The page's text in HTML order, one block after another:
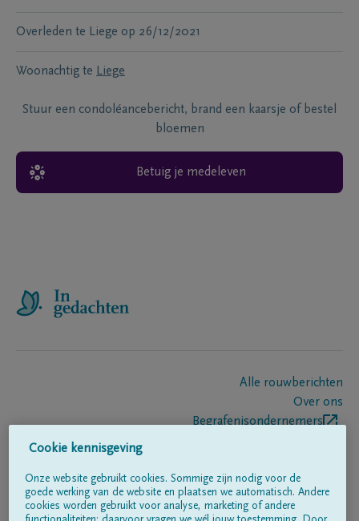
Overleden te Liege op 26/12/2021
Woonachtig te Liege
Stuur een condoléancebericht, brand een kaarsje of bestel
bloemen
Betuig je medeleven
Alle rouwberichten
Over ons
Begrafenisondernemers
Volg ons op
Cookie kennisgeving
Onze website gebruikt cookies. Sommige zijn nodig voor de
goede werking van de website en plaatsen we automatisch. Andere
cookies worden gebruikt voor analyse, marketing of andere